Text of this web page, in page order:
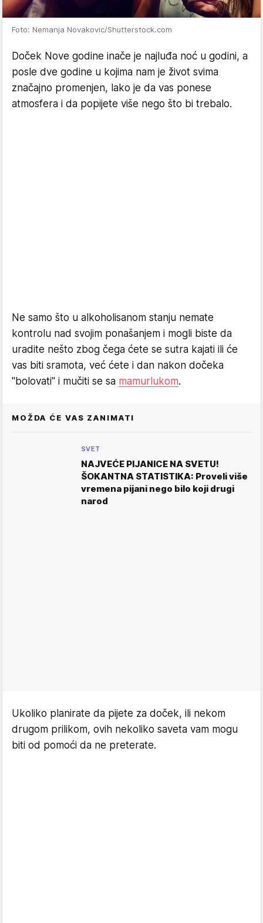
Foto: Nemanja Novakovic/Shutterstock.com
Doček Nove godine inače je najluđa noć u godini, a
posle dve godine u kojima nam je život svima
značajno promenjen, lako je da vas ponese
atmosfera i da popijete više nego što bi trebalo.
Ne samo što u alkoholisanom stanju nemate
kontrolu nad svojim ponašanjem i mogli biste da
uradite nešto zbog čega ćete se sutra kajati ili će
vas biti sramota, već ćete i dan nakon dočeka
"bolovati" i mučiti se sa mamurlukom.
MOŽDA ĆE VAS ZANIMATI
SVET
NAJVEĆE PIJANICE NA SVETU!
ŠOKANTNA STATISTIKA: Proveli više
vremena pijani nego bilo koji drugi
narod
Ukoliko planirate da pijete za doček, ili nekom
drugom prilikom, ovih nekoliko saveta vam mogu
biti od pomoći da ne preterate.